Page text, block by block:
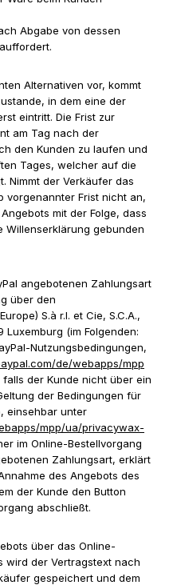
Abgabe von dessen
Alternativen vor, kommt
in dem eine der
eintritt. Die Frist zur
am Tag nach der
den Kunden zu laufen und
Tages, welcher auf die
Nimmt der Verkäufer das
vorgenannter Frist nicht an,
mit der Folge, dass
Willenserklärung gebunden
angebotenen Zahlungsart
über den
S.à r.l. et Cie, S.C.A.,
Luxemburg (im Folgenden:
Nutzungsbedingungen,
/de/webapps/mpp
der Kunde nicht über ein
der Bedingungen für
einsehbar unter
/mpp/ua/privacywax-
im Online-Bestellvorgang
Zahlungsart, erklärt
des Angebots des
der Kunde den Button
abschließt.
über das Online-
wird der Vertragstext nach
gespeichert und dem